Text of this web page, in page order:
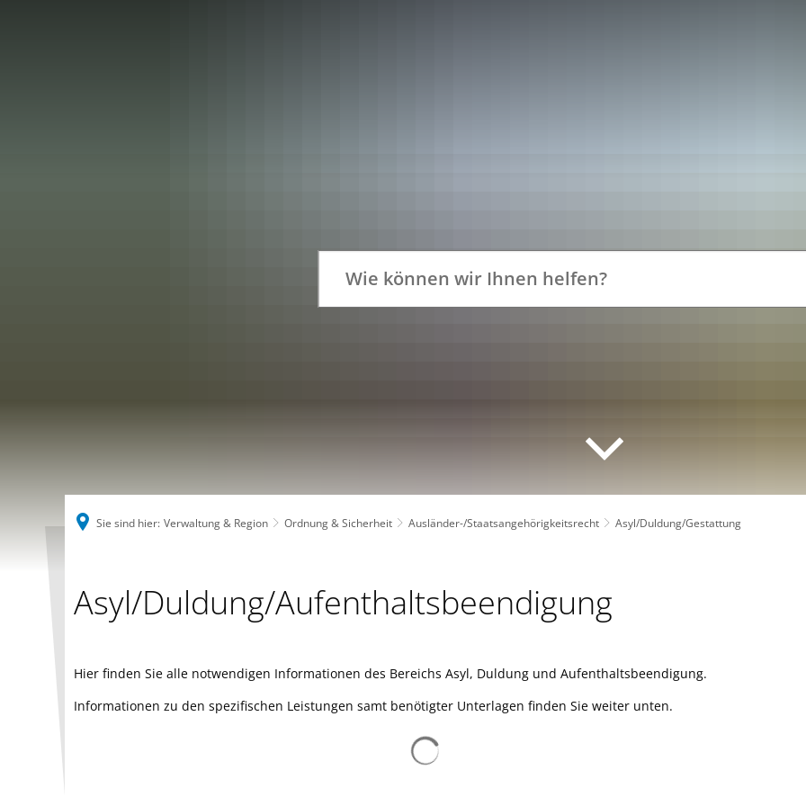
Sie sind hier: Verwaltung & Region Ordnung & Sicherheit Ausländer-/Staatsangehörigkeitsrecht Asyl/Duldung/Gestattung
Asyl/Duldung/Gestattung
Asyl/Duldung/Aufenthaltsbeendigung
Hier finden Sie alle notwendigen Informationen des Bereichs Asyl, Duldung und Aufenthaltsbeendigung.
Informationen zu den spezifischen Leistungen samt benötigter Unterlagen finden Sie weiter unten.